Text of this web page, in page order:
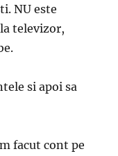
NU este
televizor,
si apoi sa
facut cont pe